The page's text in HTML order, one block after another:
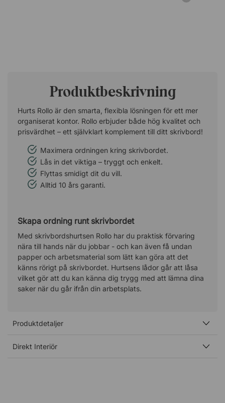
Produktbeskrivning
Hurts Rollo är den smarta, flexibla lösningen för ett mer
organiserat kontor. Rollo erbjuder både hög kvalitet och
prisvärdhet – ett självklart komplement till ditt skrivbord!
Maximera ordningen kring skrivbordet.
Lås in det viktiga – tryggt och enkelt.
Flyttas smidigt dit du vill.
Alltid 10 års garanti.
Skapa ordning runt skrivbordet
Med skrivbordshurtsen Rollo har du praktisk förvaring
nära till hands när du jobbar - och kan även få undan
papper och arbetsmaterial som lätt kan göra att det
känns rörigt på skrivbordet. Hurtsens lådor går att låsa
vilket gör att du kan känna dig trygg med att lämna dina
saker när du går ifrån din arbetsplats.
Produktdetaljer
Direkt Interiör